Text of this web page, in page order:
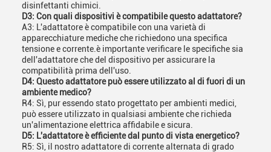
disinfettanti chimici.
D3: Con quali dispositivi è compatibile questo adattatore?
A3: L'adattatore è compatibile con una varietà di
apparecchiature mediche che richiedono una specifica
tensione e corrente.è importante verificare le specifiche sia
dell'adattatore che del dispositivo per assicurare la
compatibilità prima dell'uso.
D4: Questo adattatore può essere utilizzato al di fuori di un
ambiente medico?
R4: Sì, pur essendo stato progettato per ambienti medici,
può essere utilizzato in qualsiasi ambiente che richieda
un'alimentazione elettrica affidabile e sicura.
D5: L'adattatore è efficiente dal punto di vista energetico?
R5: Sì, il nostro adattatore di corrente alternata di grado